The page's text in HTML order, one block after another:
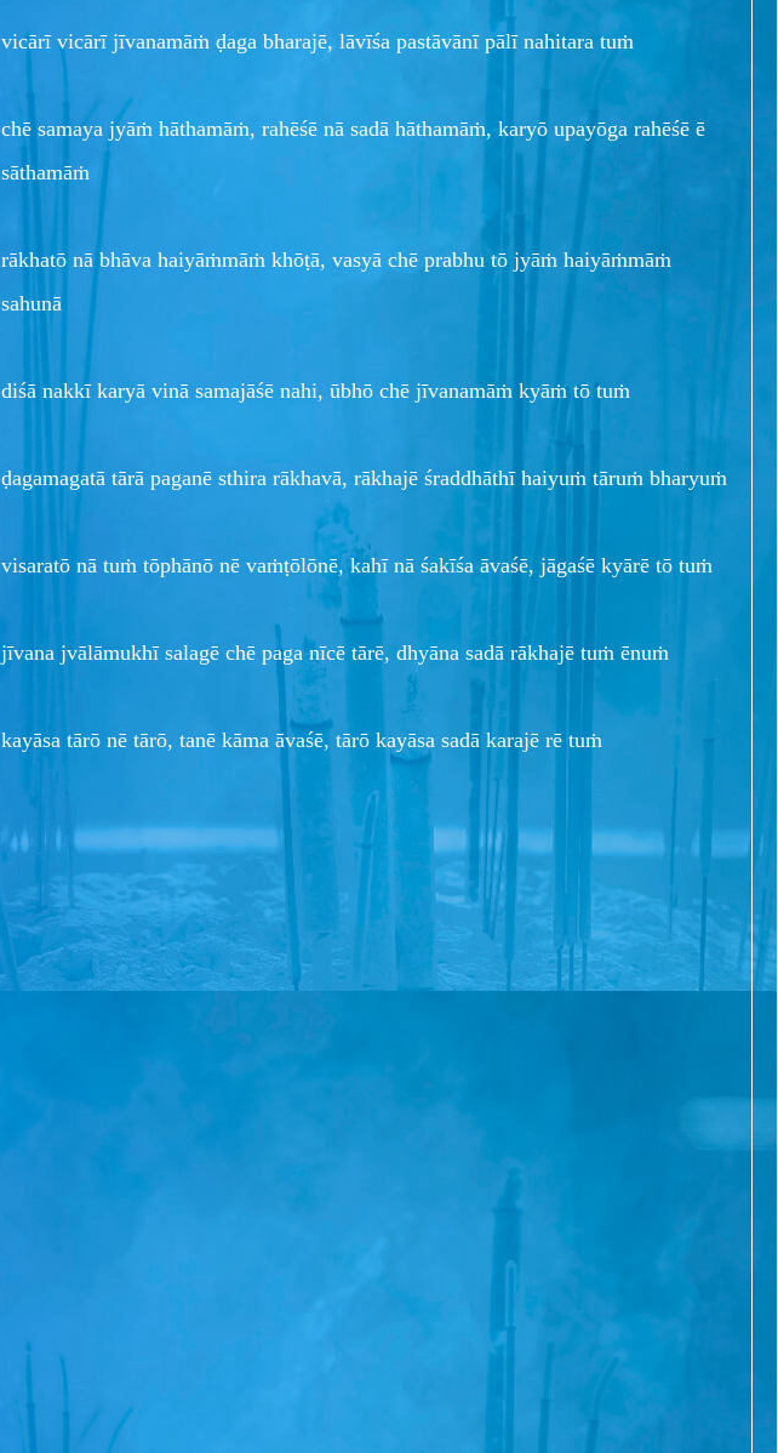
vicārī vicārī jīvanamāṁ ḍaga bharajē, lāvīśa pastāvānī pālī nahitara tuṁ
chē samaya jyāṁ hāthamāṁ, rahēśē nā sadā hāthamāṁ, karyō upayōga rahēśē ē
sāthamāṁ
rākhatō nā bhāva haiyāṁmāṁ khōṭā, vasyā chē prabhu tō jyāṁ haiyāṁmāṁ
sahunā
diśā nakkī karyā vinā samajāśē nahi, ūbhō chē jīvanamāṁ kyāṁ tō tuṁ
ḍagamagatā tārā paganē sthira rākhavā, rākhajē śraddhāthī haiyuṁ tāruṁ bharyuṁ
visaratō nā tuṁ tōphānō nē vaṁṭōlōnē, kahī nā śakīśa āvaśē, jāgaśē kyārē tō tuṁ
jīvana jvālāmukhī salagē chē paga nīcē tārē, dhyāna sadā rākhajē tuṁ ēnuṁ
kayāsa tārō nē tārō, tanē kāma āvaśē, tārō kayāsa sadā karajē rē tuṁ